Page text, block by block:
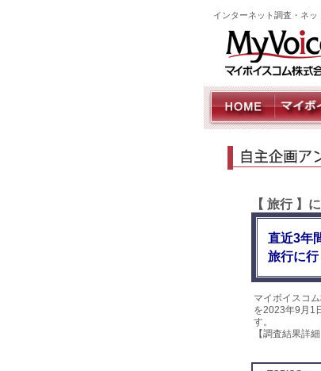
インターネット調査・ネ
【 旅行 】
直近3年
旅行に
マイボイスコ
を2023年9月1
す。
【調査結果詳細